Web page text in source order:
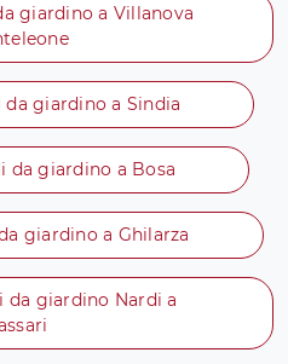
giardino a Villanova
giardino a Sindia
da giardino a Bosa
giardino a Ghilarza
da giardino Nardi a